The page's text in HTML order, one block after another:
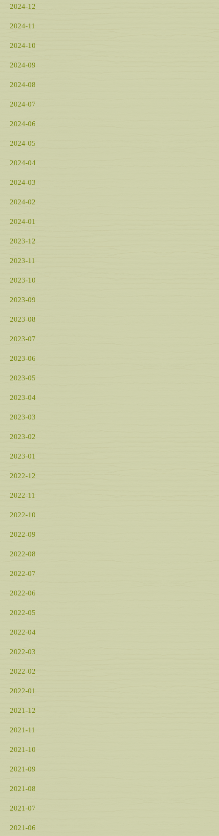
2024-12
2024-11
2024-10
2024-09
2024-08
2024-07
2024-06
2024-05
2024-04
2024-03
2024-02
2024-01
2023-12
2023-11
2023-10
2023-09
2023-08
2023-07
2023-06
2023-05
2023-04
2023-03
2023-02
2023-01
2022-12
2022-11
2022-10
2022-09
2022-08
2022-07
2022-06
2022-05
2022-04
2022-03
2022-02
2022-01
2021-12
2021-11
2021-10
2021-09
2021-08
2021-07
2021-06